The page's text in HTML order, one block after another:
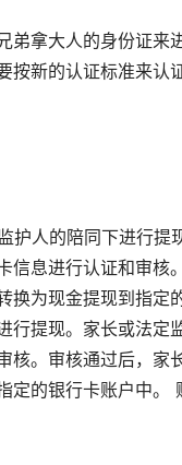
拿大人的身份证来
按新的认证标准来认
护人的陪同下进行提
息进行认证和审核
换为现金提现到指定
提现。家长或法定
核。审核通过后，家
的银行卡账户中。